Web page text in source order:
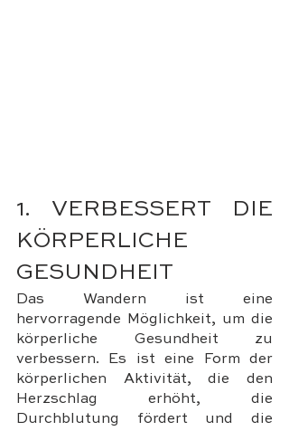
1. VERBESSERT DIE
KÖRPERLICHE
GESUNDHEIT
Das Wandern ist eine
hervorragende Möglichkeit, um die
körperliche Gesundheit zu
verbessern. Es ist eine Form der
körperlichen Aktivität, die den
Herzschlag erhöht, die
Durchblutung fördert und die